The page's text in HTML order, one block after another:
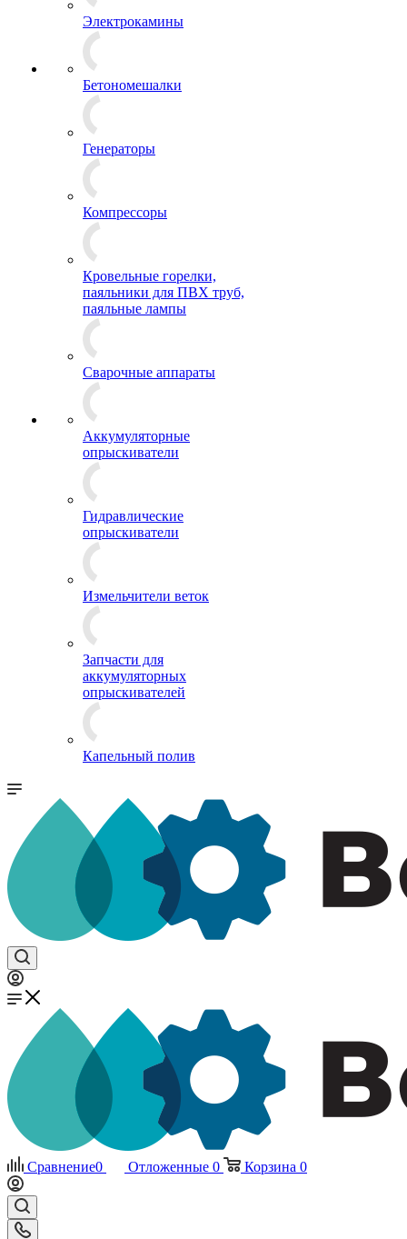
Электрокамины
Бетономешалки
Генераторы
Компрессоры
Кровельные горелки,
паяльники для ПВХ труб,
паяльные лампы
Сварочные аппараты
Аккумуляторные
опрыскиватели
Гидравлические
опрыскиватели
Измельчители веток
Запчасти для
аккумуляторных
опрыскивателей
Капельный полив
Сравнение0 Отложенные 0 Корзина 0